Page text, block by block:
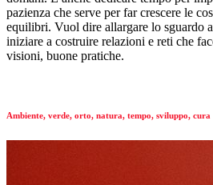
pazienza che serve per far crescere le
equilibri. Vuol dire allargare lo sguardo
iniziare a costruire relazioni e reti che
visioni, buone pratiche.
Ambiente, verde, orto, natura, tempo, sviluppo, cura